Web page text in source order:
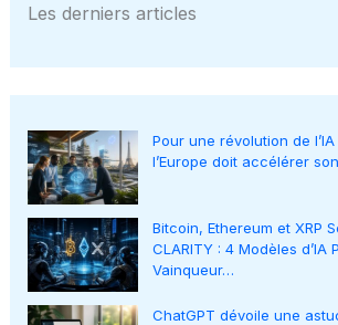
Les derniers articles
Pour une révolution de
l’Europe doit accélérer
Bitcoin, Ethereum et XRP
CLARITY : 4 Modèles d’IA
Vainqueur…
ChatGPT dévoile une